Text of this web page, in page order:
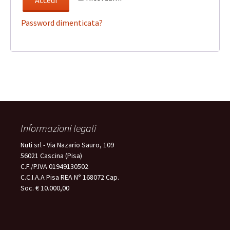
Password dimenticata?
Informazioni legali
Nuti srl - Via Nazario Sauro, 109
56021 Cascina (Pisa)
C.F./P.IVA 01949130502
C.C.I.A.A Pisa REA N° 168072 Cap.
Soc. € 10.000,00